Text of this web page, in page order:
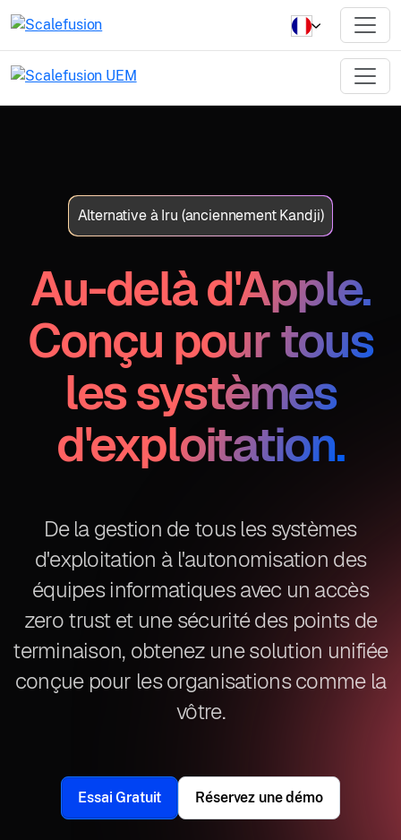
Alternative à Iru (anciennement Kandji)
Au-delà d'Apple.
Conçu pour tous
les systèmes
d'exploitation.
De la gestion de tous les systèmes
d'exploitation à l'autonomisation des
équipes informatiques avec un accès
zero trust et une sécurité des points de
terminaison, obtenez une solution unifiée
conçue pour les organisations comme la
vôtre.
Essai Gratuit Réservez une démo